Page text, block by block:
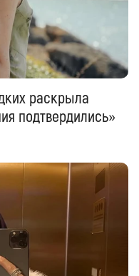
раскрыла
подтвердились»